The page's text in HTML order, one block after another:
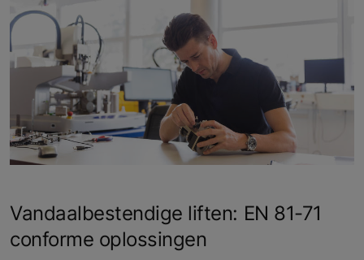
Vandaalbestendige liften: EN 81-71
conforme oplossingen